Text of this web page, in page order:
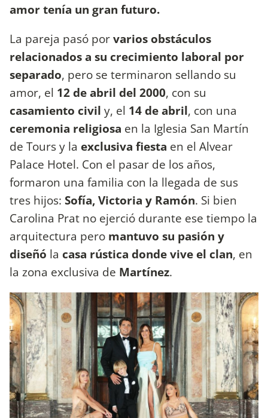
amor tenía un gran futuro.
La pareja pasó porvarios obstáculos
relacionados a su crecimiento laboral por
separado, pero se terminaron sellando su
amor, el 12 de abril del 2000, con su
casamiento civil y, el 14 de abril, con una
ceremonia religiosa en la Iglesia San Martín
de Tours y la exclusiva fiesta en el Alvear
Palace Hotel. Con el pasar de los años,
formaron una familia con la llegada de sus
tres hijos: Sofía, Victoria y Ramón. Si bien
Carolina Prat no ejerció durante ese tiempo la
arquitectura pero mantuvo su pasión y
diseñó la casa rústica donde vive el clan, en
la zona exclusiva de Martínez.